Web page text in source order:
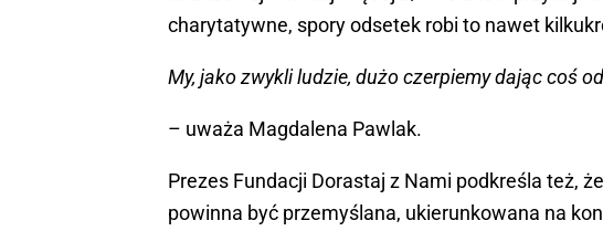
charytatywne, spory odsetek robi to nawet
My, jako zwykli ludzie, dużo czerpiemy dając coś
– uważa Magdalena Pawlak.
Prezes Fundacji Dorastaj z Nami podkreśla też,
powinna być przemyślana, ukierunkowana na